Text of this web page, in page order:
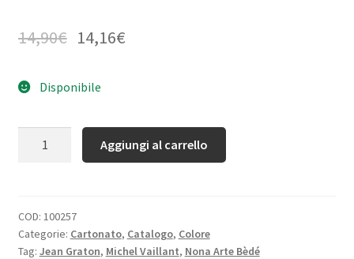
14,90€ 14,16€
Disponibile
Aggiungi al carrello
COD: 100257
Categorie: Cartonato, Catalogo, Colore
Tag: Jean Graton, Michel Vaillant, Nona Arte Bèdé